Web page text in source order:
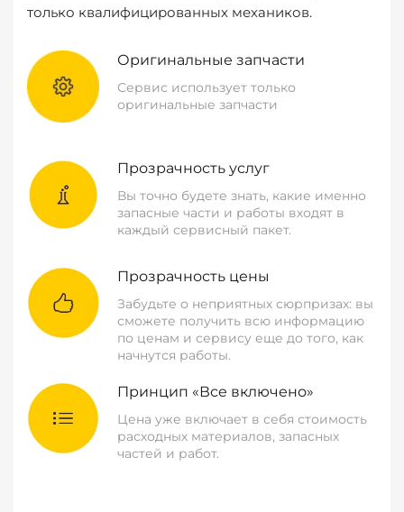
только квалифицированных механиков.
Оригинальные запчасти
Сервис использует только
оригинальные запчасти
Прозрачность услуг
Вы точно будете знать, какие именно
запасные части и работы входят в
каждый сервисный пакет.
Прозрачность цены
Забудьте о неприятных сюрпризах: вы
сможете получить всю информацию
по ценам и сервису еще до того, как
начнутся работы.
Принцип «Все включено»
Цена уже включает в себя стоимость
расходных материалов, запасных
частей и работ.